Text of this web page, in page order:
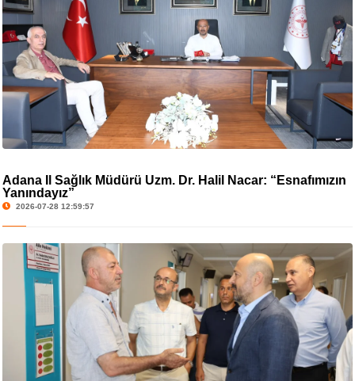
Adana İl Sağlık Müdürü Uzm. Dr. Halil Nacar: “Esnafımızın
Yanındayız”
2026-07-28 12:59:57